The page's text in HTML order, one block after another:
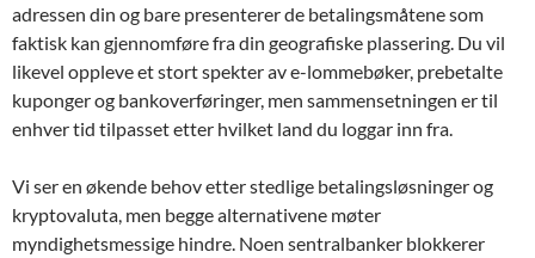
adressen din og bare presenterer de betalingsmåtene som
faktisk kan gjennomføre fra din geografiske plassering. Du vil
likevel oppleve et stort spekter av e-lommebøker, prebetalte
kuponger og bankoverføringer, men sammensetningen er til
enhver tid tilpasset etter hvilket land du loggar inn fra.
Vi ser en økende behov etter stedlige betalingsløsninger og
kryptovaluta, men begge alternativene møter
myndighetsmessige hindre. Noen sentralbanker blokkerer